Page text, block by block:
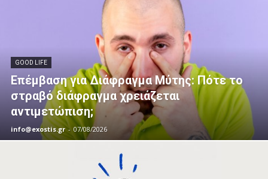
GOOD LIFE
Επέμβαση για Διάφραγμα Μύτης: Πότε το
στραβό διάφραγμα χρειάζεται
αντιμετώπιση;
info@exostis.gr - 07/08/2026